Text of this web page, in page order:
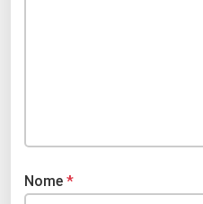
Nome *